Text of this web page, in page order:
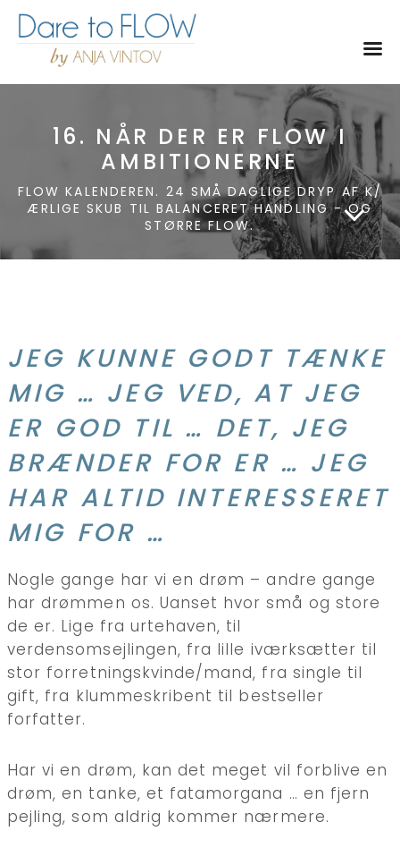
16. NÅR DER ER FLOW I
AMBITIONERNE
FLOW KALENDEREN. 24 SMÅ DAGLIGE DRYP AF K/
ÆRLIGE SKUB TIL BALANCERET HANDLING - OG
STØRRE FLOW.
JEG KUNNE GODT TÆNKE
MIG … JEG VED, AT JEG
ER GOD TIL … DET, JEG
BRÆNDER FOR ER … JEG
HAR ALTID INTERESSERET
MIG FOR …
Nogle gange har vi en drøm – andre gange
har drømmen os. Uanset hvor små og store
de er. Lige fra urtehaven, til
verdensomsejlingen, fra lille iværksætter til
stor forretningskvinde/mand, fra single til
gift, fra klummeskribent til bestseller
forfatter.
Har vi en drøm, kan det meget vil forblive en
drøm, en tanke, et fatamorgana … en fjern
pejling, som aldrig kommer nærmere.